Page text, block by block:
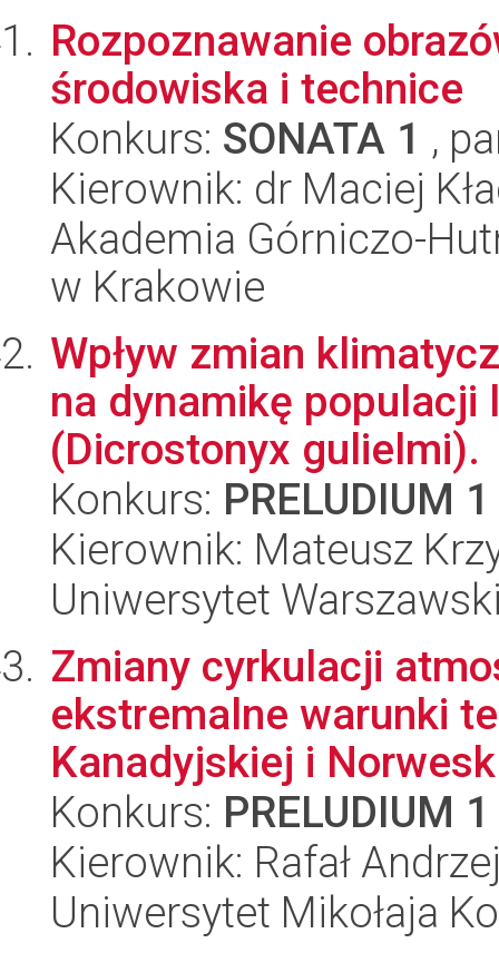
Rozpoznawanie
środowiska i technice
Konkurs: SONATA 1 ,
Kierownik: dr Maciej
Akademia Górniczo-
w Krakowie
Wpływ zmian
na dynamikę populacji
(Dicrostonyx gulielmi).
Konkurs: PRELUDIUM 1
Kierownik: Mateusz
Uniwersytet
Zmiany cyrkulacji
ekstremalne warunki
Kanadyjskiej i
Konkurs: PRELUDIUM 1
Kierownik: Rafał
Uniwersytet Mikołaja